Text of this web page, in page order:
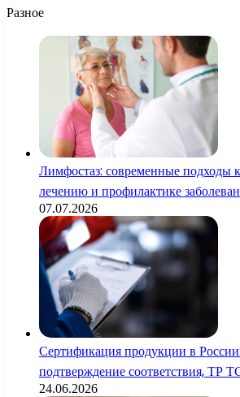
Разное
Лимфостаз: современные подходы
лечению и профилактике
07.07.2026
Сертификация продукции в
подтверждение соответствия, ТР
24.06.2026